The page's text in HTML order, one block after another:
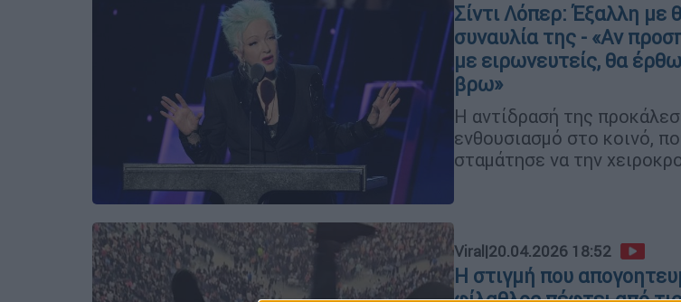
Σίντι Λόπερ: Έξαλλη με
συναυλία της - «Αν
με ειρωνευτείς, θα
βρω»
Η αντίδρασή της
ενθουσιασμό στο κοινό,
σταμάτησε να την
Viral|20.04.2026 18:52
Η στιγμή που